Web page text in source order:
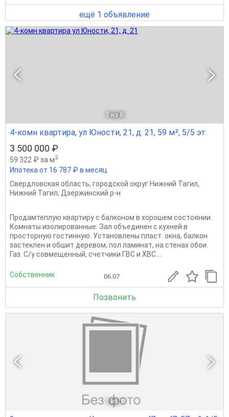
ещё 1 объявление
1 из 6
4-комн квартира, ул Юности, 21, д. 21, 59 м², 5/5 эт.
3 500 000 ₽
59 322 ₽ за м2
Ипотека от 16 787 ₽ в месяц
Свердловская область, городской округ Нижний Тагил,
Нижний Тагил, Дзержинский р-н
Продамтеплую квартиру с балконом в хорошем состоянии.
Комнаты изолированные. Зал объединен с кухней в
просторную гостинную. Установлены пласт. окна, балкон
застеклен и обшит деревом, пол ламинат, на стенах обои.
Газ. С/у совмещенный, счетчики ГВС и ХВС....
Собственник 06.07
Позвонить
1 из 1